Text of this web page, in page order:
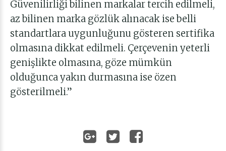
Güvenilirliği bilinen markalar tercih edilmeli,
az bilinen marka gözlük alınacak ise belli
standartlara uygunluğunu gösteren sertifika
olmasına dikkat edilmeli. Çerçevenin yeterli
genişlikte olmasına, göze mümkün
olduğunca yakın durmasına ise özen
gösterilmeli.”